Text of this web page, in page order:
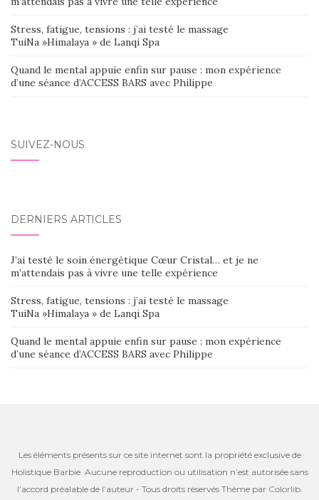
Stress, fatigue, tensions : j’ai testé le massage
TuiNa »Himalaya » de Lanqi Spa
Quand le mental appuie enfin sur pause : mon expérience
d’une séance d’ACCESS BARS avec Philippe
SUIVEZ-NOUS
DERNIERS ARTICLES
J’ai testé le soin énergétique Cœur Cristal… et je ne
m’attendais pas à vivre une telle expérience
Stress, fatigue, tensions : j’ai testé le massage
TuiNa »Himalaya » de Lanqi Spa
Quand le mental appuie enfin sur pause : mon expérience
d’une séance d’ACCESS BARS avec Philippe
Les éléments présents sur ce site internet sont la propriété exclusive de
Holistique Barbie. Aucune reproduction ou utilisation n’est autorisée sans
l’accord préalable de l’auteur - Tous droits réservés Thème par Colorlib.